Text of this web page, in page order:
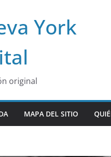
York
original
MAPA DEL SITIO